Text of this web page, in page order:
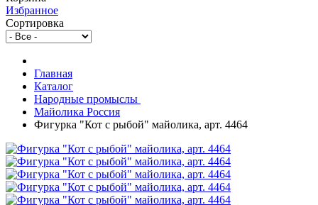
Избранное
Сортировка
Главная
Каталог
Народные промыслы
Майолика Россия
Фигурка "Кот с рыбой" майолика, арт. 4464